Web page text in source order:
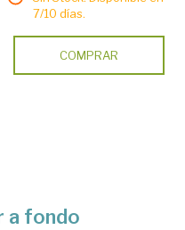
7/10 días.
COMPRAR
a fondo